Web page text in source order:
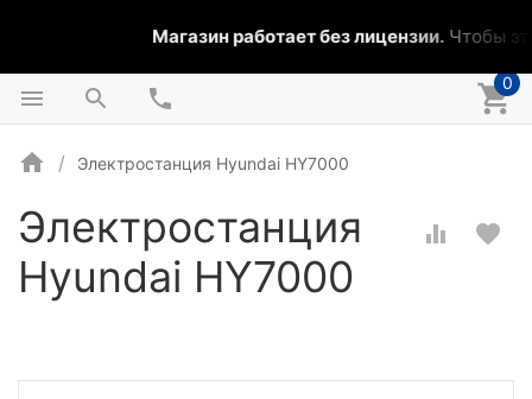
Магазин работает без лицензии.Чтобы
0
Электростанция Hyundai HY7000
Электростанция
Hyundai HY7000